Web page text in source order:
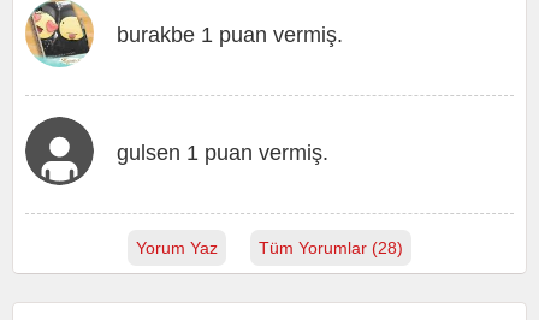
burakbe 1 puan vermiş.
gulsen 1 puan vermiş.
Yorum Yaz Tüm Yorumlar (28)